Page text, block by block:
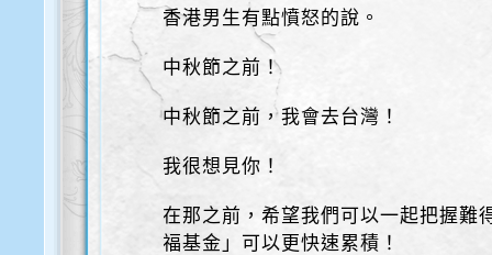
香港男生有點憤怒的說。
中秋節之前！
中秋節之前，我會去台灣！
我很想見你！
在那之前，希望我們可以一起把握難
福基金」可以更快速累積！